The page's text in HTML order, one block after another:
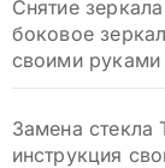
Снятие
боковое
своими руками
Замена стекла
инструкция